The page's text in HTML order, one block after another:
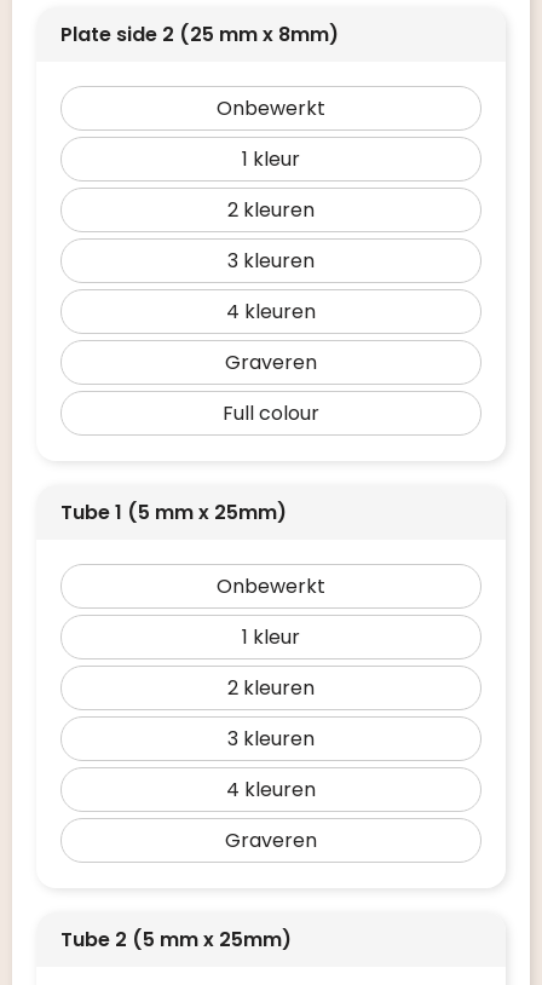
Plate side 2 (25 mm x 8mm)
Onbewerkt
1
2
3
4
Graveren
Full colour
Tube 1 (5 mm x 25mm)
Onbewerkt
1
2
3
4
Graveren
Tube 2 (5 mm x 25mm)